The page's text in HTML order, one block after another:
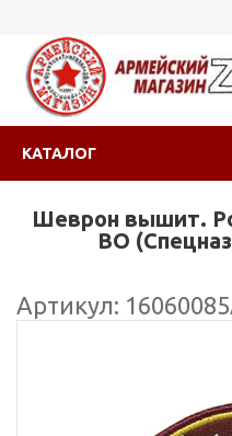
КАТАЛОГ
Шеврон вышит.
ВО
Артикул: